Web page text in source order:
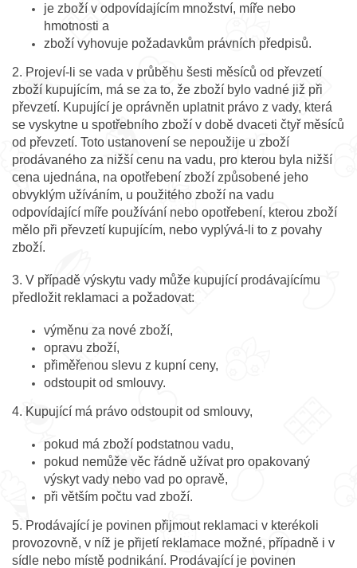
je zboží v odpovídajícím množství, míře nebo
hmotnosti a
zboží vyhovuje požadavkům právních předpisů.
2. Projeví-li se vada v průběhu šesti měsíců od převzetí
zboží kupujícím, má se za to, že zboží bylo vadné již při
převzetí. Kupující je oprávněn uplatnit právo z vady, která
se vyskytne u spotřebního zboží v době dvaceti čtyř měsíců
od převzetí. Toto ustanovení se nepoužije u zboží
prodávaného za nižší cenu na vadu, pro kterou byla nižší
cena ujednána, na opotřebení zboží způsobené jeho
obvyklým užíváním, u použitého zboží na vadu
odpovídající míře používání nebo opotřebení, kterou zboží
mělo při převzetí kupujícím, nebo vyplývá-li to z povahy
zboží.
3. V případě výskytu vady může kupující prodávajícímu
předložit reklamaci a požadovat:
výměnu za nové zboží,
opravu zboží,
přiměřenou slevu z kupní ceny,
odstoupit od smlouvy.
4. Kupující má právo odstoupit od smlouvy,
pokud má zboží podstatnou vadu,
pokud nemůže věc řádně užívat pro opakovaný
výskyt vady nebo vad po opravě,
při větším počtu vad zboží.
5. Prodávající je povinen přijmout reklamaci v kterékoli
provozovně, v níž je přijetí reklamace možné, případně i v
sídle nebo místě podnikání. Prodávající je povinen